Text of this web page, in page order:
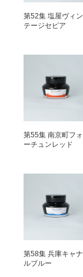
第52集 塩屋ヴィン
テージセピア
第55集 南京町フォ
ーチュンレッド
第58集 兵庫キャナ
ルブルー